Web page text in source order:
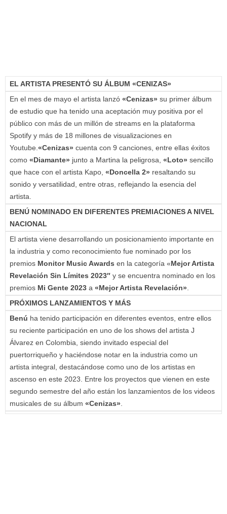
EL ARTISTA PRESENTÓ SU ÁLBUM «CENIZAS»
En el mes de mayo el artista lanzó «Cenizas» su primer álbum
de estudio que ha tenido una aceptación muy positiva por el
público con más de un millón de streams en la plataforma
Spotify y más de 18 millones de visualizaciones en
Youtube. «Cenizas» cuenta con 9 canciones, entre ellas éxitos
como «Diamante» junto a Martina la peligrosa, «Loto» sencillo
que hace con el artista Kapo, «Doncella 2» resaltando su
sonido y versatilidad, entre otras, reflejando la esencia del
artista.
BENÚ NOMINADO EN DIFERENTES PREMIACIONES A NIVEL
NACIONAL
El artista viene desarrollando un posicionamiento importante en
la industria y como reconocimiento fue nominado por los
premios Monitor Music Awards en la categoría «Mejor Artista
Revelación Sin Límites 2023″ y se encuentra nominado en los
premios Mi Gente 2023 a «Mejor Artista Revelación»
PRÓXIMOS LANZAMIENTOS Y MÁS
Benú ha tenido participación en diferentes eventos, entre ellos
su reciente participación en uno de los shows del artista J
Álvarez en Colombia, siendo invitado especial del
puertorriqueño y haciéndose notar en la industria como un
artista integral, destacándose como uno de los artistas en
ascenso en este 2023. Entre los proyectos que vienen en este
segundo semestre del año están los lanzamientos de los videos
musicales de su álbum «Cenizas»